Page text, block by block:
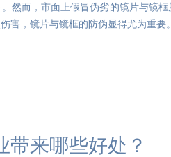
然而，市面上假冒伪劣的镜片与镜
害，镜片与镜框的防伪显得尤为重要
带来哪些好处？